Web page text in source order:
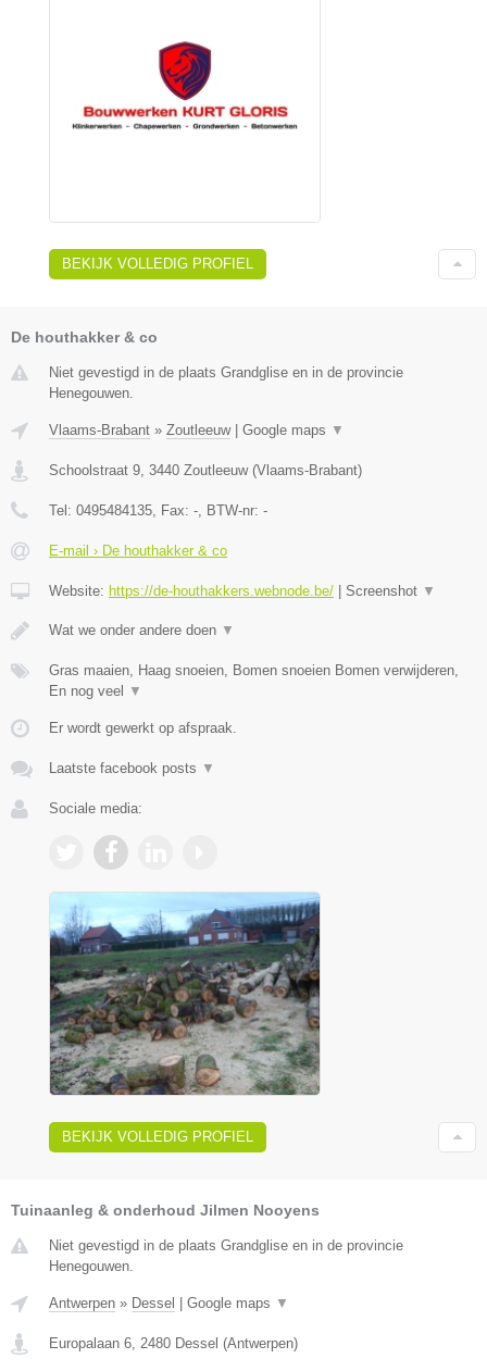
BEKIJK VOLLEDIG PROFIEL
De houthakker & co
Niet gevestigd in de plaats Grandglise en in de provincie
Henegouwen.
Vlaams-Brabant » Zoutleeuw| Google maps ▼
Schoolstraat 9, 3440 Zoutleeuw(Vlaams-Brabant)
Tel: 0495484135, Fax: -, BTW-nr: -
E-mail › De houthakker & co
Website: https://de-houthakkers.webnode.be/ Screenshot ▼
Wat we onder andere doen ▼
Gras maaien, Haag snoeien, Bomen snoeien Bomen verwijderen,
En nog veel
▼
Er wordt gewerkt op afspraak.
Laatste facebook posts ▼
Sociale media:
BEKIJK VOLLEDIG PROFIEL
Tuinaanleg & onderhoud Jilmen Nooyens
Niet gevestigd in de plaats Grandglise en in de provincie
Henegouwen.
Antwerpen » Dessel Google maps ▼
Europalaan 6 2480 Dessel (Antwerpen)